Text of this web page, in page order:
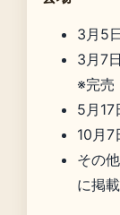
3月5
3月7
※完売
5月17
10月7
その
に掲